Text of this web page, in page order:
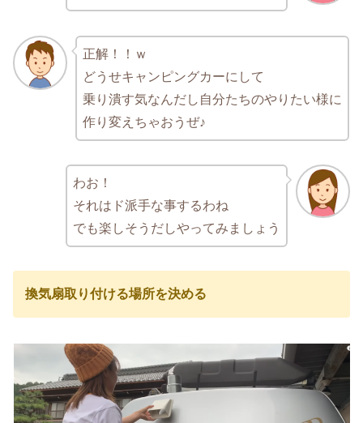
正解！！ｗ
どうせキャンピングカーにして
乗り潰す気なんだし自分たちのやりたい様に
作り変えちゃおうぜ♪
わお！
それはド派手な事するわね
でも楽しそうだしやってみましょう
換気扇取り付ける場所を決める